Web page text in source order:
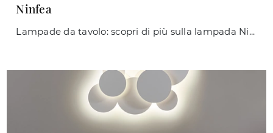
Ninfea
Lampade da tavolo: scopri di più sulla lampada Ninfea in metallo che ti presentiamo.